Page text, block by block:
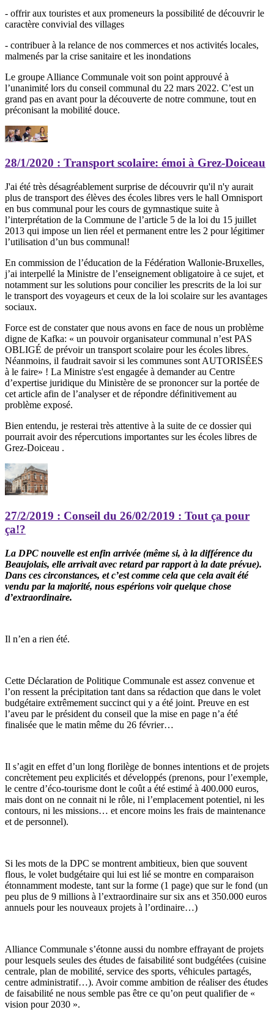
- offrir aux touristes et aux promeneurs la possibilité de découvrir le
caractère convivial des villages
- contribuer à la relance de nos commerces et nos activités locales,
malmenés par la crise sanitaire et les inondations
Le groupe Alliance Communale voit son point approuvé à
l’unanimité lors du conseil communal du 22 mars 2022. C’est un
grand pas en avant pour la découverte de notre commune, tout en
préconisant la mobilité douce.
28/1/2020 : Transport scolaire: émoi à Grez-Doiceau
J'ai été très désagréablement surprise de découvrir qu'il n'y aurait
plus de transport des élèves des écoles libres vers le hall Omnisport
en bus communal pour les cours de gymnastique suite à
l’interprétation de la Commune de l’article 5 de la loi du 15 juillet
2013 qui impose un lien réel et permanent entre les 2 pour légitimer
l’utilisation d’un bus communal!
En commission de l’éducation de la Fédération Wallonie-Bruxelles,
j’ai interpellé la Ministre de l’enseignement obligatoire à ce sujet, et
notamment sur les solutions pour concilier les prescrits de la loi sur
le transport des voyageurs et ceux de la loi scolaire sur les avantages
sociaux.
Force est de constater que nous avons en face de nous un problème
digne de Kafka: « un pouvoir organisateur communal n’est PAS
OBLIGÉ de prévoir un transport scolaire pour les écoles libres.
Néanmoins, il faudrait savoir si les communes sont AUTORISÉES
à le faire» ! La Ministre s'est engagée à demander au Centre
d’expertise juridique du Ministère de se prononcer sur la portée de
cet article afin de l’analyser et de répondre définitivement au
problème exposé.
Bien entendu, je resterai très attentive à la suite de ce dossier qui
pourrait avoir des répercutions importantes sur les écoles libres de
Grez-Doiceau .
27/2/2019 : Conseil du 26/02/2019 : Tout ça pour
ça!?
La DPC nouvelle est enfin arrivée (même si, à la différence du
Beaujolais, elle arrivait avec retard par rapport à la date prévue).
Dans ces circonstances, et c’est comme cela que cela avait été
vendu par la majorité, nous espérions voir quelque chose
d’extraordinaire.
Il n’en a rien été.
Cette Déclaration de Politique Communale est assez convenue et
l’on ressent la précipitation tant dans sa rédaction que dans le volet
budgétaire extrêmement succinct qui y a été joint. Preuve en est
l’aveu par le président du conseil que la mise en page n’a été
finalisée que le matin même du 26 février…
Il s’agit en effet d’un long florilège de bonnes intentions et de projets
concrètement peu explicités et développés (prenons, pour l’exemple,
le centre d’éco-tourisme dont le coût a été estimé à 400.000 euros,
mais dont on ne connait ni le rôle, ni l’emplacement potentiel, ni les
contours, ni les missions… et encore moins les frais de maintenance
et de personnel).
Si les mots de la DPC se montrent ambitieux, bien que souvent
flous, le volet budgétaire qui lui est lié se montre en comparaison
étonnamment modeste, tant sur la forme (1 page) que sur le fond (un
peu plus de 9 millions à l’extraordinaire sur six ans et 350.000 euros
annuels pour les nouveaux projets à l’ordinaire…)
Alliance Communale s’étonne aussi du nombre effrayant de projets
pour lesquels seules des études de faisabilité sont budgétées (cuisine
centrale, plan de mobilité, service des sports, véhicules partagés,
centre administratif…). Avoir comme ambition de réaliser des études
de faisabilité ne nous semble pas être ce qu’on peut qualifier de «
vision pour 2030 ».